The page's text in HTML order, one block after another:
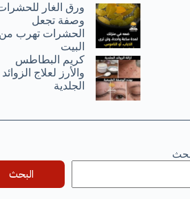
ورق الغار
وصفة تجعل
الحشرات تهرب من
البيت
كريم البطاطس
والأرز لعلاج الزوائد
الجلدية
البحث